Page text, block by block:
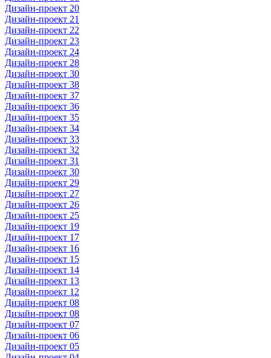
Дизайн-проект 20
Дизайн-проект 21
Дизайн-проект 22
Дизайн-проект 23
Дизайн-проект 24
Дизайн-проект 28
Дизайн-проект 30
Дизайн-проект 38
Дизайн-проект 37
Дизайн-проект 36
Дизайн-проект 35
Дизайн-проект 34
Дизайн-проект 33
Дизайн-проект 32
Дизайн-проект 31
Дизайн-проект 30
Дизайн-проект 29
Дизайн-проект 27
Дизайн-проект 26
Дизайн-проект 25
Дизайн-проект 19
Дизайн-проект 17
Дизайн-проект 16
Дизайн-проект 15
Дизайн-проект 14
Дизайн-проект 13
Дизайн-проект 12
Дизайн-проект 08
Дизайн-проект 08
Дизайн-проект 07
Дизайн-проект 06
Дизайн-проект 05